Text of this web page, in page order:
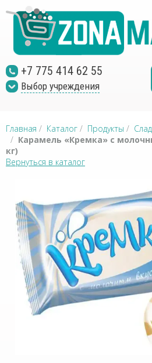
+7 775 414 62 55
Выбор учреждения
Главная / Каталог / Продукты /
/ Карамель «Кремка» с
кг)
Вернуться в каталог